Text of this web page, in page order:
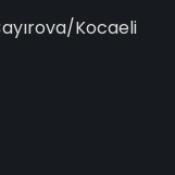
Kocaeli